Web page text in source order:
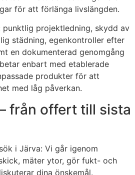
för att förlänga livslängden.
punktlig projektledning, skydd av
städning, egenkontroller efter
en dokumenterad genomgång
enbart med etablerade
produkter för att
med låg påverkan.
från offert till sista
i Järva: Vi går igenom
mäter ytor, gör fukt- och
dina önskemål.